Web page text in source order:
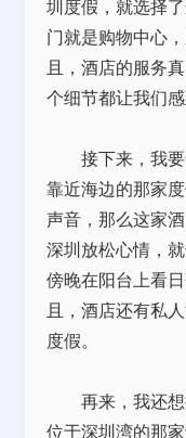
圳度假，就选择
门就是购物中心
且，酒店的服务
个细节都让我们感
接下来，我要
靠近海边的那家
声音，那么这家
深圳放松心情，
傍晚在阳台上看
且，酒店还有私
度假。
再来，我还想
位于深圳湾的那